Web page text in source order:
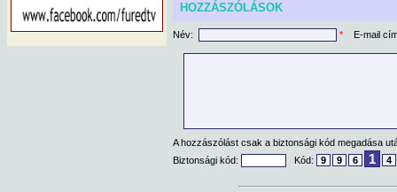
HOZZÁSZÓLÁSOK
Név: * E-mail
A hozzászólást csak a biztonsági kód megadása
Biztonsági kód:
Kód: 9 9 6 1 4